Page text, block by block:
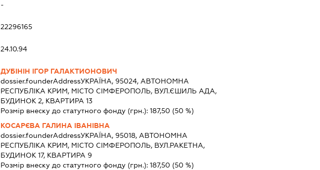
-
22296165
24.10.94
ДУБІНІН ІГОР ГАЛАКТИОНОВИЧ
dossier.founderAddressУКРАЇНА, 95024, АВТОНОМНА
РЕСПУБЛІКА КРИМ, МІСТО СІМФЕРОПОЛЬ, ВУЛ.ЄШИЛЬ АДА,
БУДИНОК 2, КВАРТИРА 13
Розмір внеску до статутного фонду (грн.):187,50 (50 %)
КОСАРЄВА ГАЛИНА ІВАНІВНА
dossier.founderAddressУКРАЇНА, 95018, АВТОНОМНА
РЕСПУБЛІКА КРИМ, МІСТО СІМФЕРОПОЛЬ, ВУЛ.РАКЕТНА,
БУДИНОК 17, КВАРТИРА 9
Розмір внеску до статутного фонду (грн.):187,50 (50 %)